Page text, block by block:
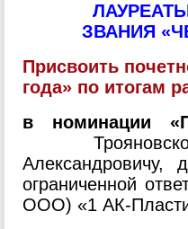
ЗВАНИЯ
Присвоить
года» по итогам
в номинации
Александровичу,
ограниченной
ООО) «1 АК-